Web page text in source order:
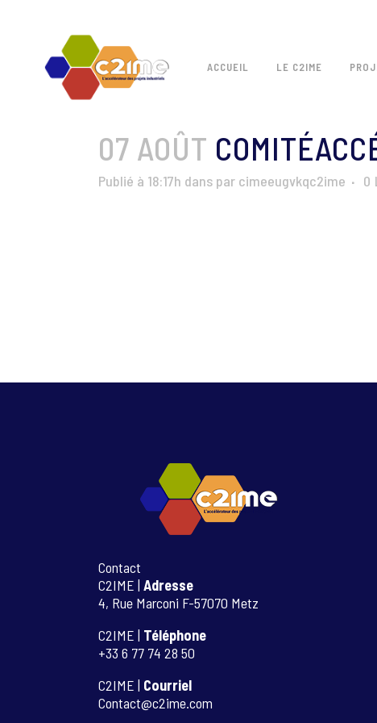
ACCUEIL LE C2IME
07 AOÛT
Publié à 18:17h dans par cimeeugvkqc2ime 0
Contact
C2IME | Adresse
4, Rue Marconi F-57070 Metz
C2IME | Téléphone
+33 6 77 74 28 50
C2IME | Courriel
Contact@c2ime.com